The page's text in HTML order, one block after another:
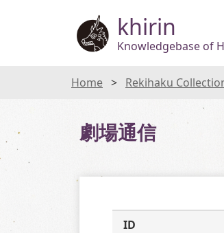
khirin
Knowledgebase of
Home Rekihaku
劇場通信
ID